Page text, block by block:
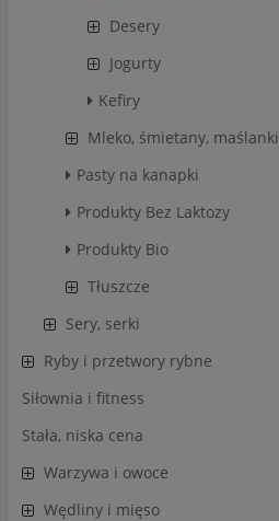
Desery
Jogurty
Kefiry
Mleko, śmietany, maślanki
Pasty na kanapki
Produkty Bez Laktozy
Produkty Bio
Tłuszcze
Sery, serki
Ryby i przetwory rybne
Siłownia i fitness
Stała, niska cena
Warzywa i owoce
Wędliny i mięso